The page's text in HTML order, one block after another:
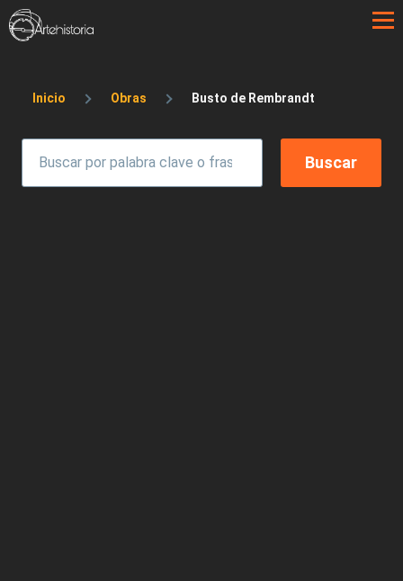
Pasar al contenido principal
Sobrescribir enlaces de ayuda a la
Inicio Obras Busto de Rembrandt